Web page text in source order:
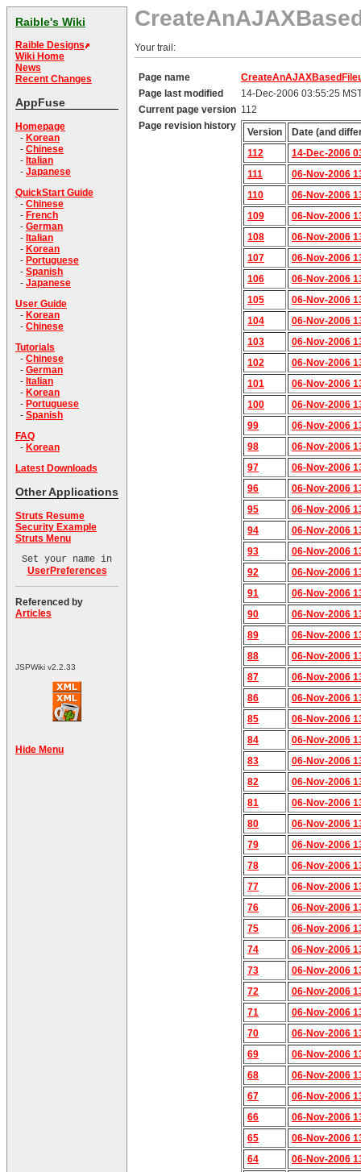
Raible's Wiki
Raible Designs
Wiki Home
News
Recent Changes
AppFuse
Homepage
- Korean
- Chinese
- Italian
- Japanese
QuickStart Guide
- Chinese
- French
- German
- Italian
- Korean
- Portuguese
- Spanish
- Japanese
User Guide
- Korean
- Chinese
Tutorials
- Chinese
- German
- Italian
- Korean
- Portuguese
- Spanish
FAQ
- Korean
Latest Downloads
Other Applications
Struts Resume
Security Example
Struts Menu
Set your name in
UserPreferences
Referenced by
Articles
JSPWiki v2.2.33
Hide Menu
Your trail:
Page name
Page last modified
14-Dec-2006 03:55:25
Current page version 112
Page revision history
Version
Date (and
112
14-Dec-2006
111
06-Nov-2006
110
06-Nov-2006
109
06-Nov-2006
108
06-Nov-2006
107
06-Nov-2006
106
06-Nov-2006
105
06-Nov-2006
104
06-Nov-2006
103
06-Nov-2006
102
06-Nov-2006
101
06-Nov-2006
100
06-Nov-2006
99
06-Nov-2006
98
06-Nov-2006
97
06-Nov-2006
96
06-Nov-2006
95
06-Nov-2006
94
06-Nov-2006
93
06-Nov-2006
92
06-Nov-2006
91
06-Nov-2006
90
06-Nov-2006
89
06-Nov-2006
88
06-Nov-2006
87
06-Nov-2006
86
06-Nov-2006
85
06-Nov-2006
84
06-Nov-2006
83
06-Nov-2006
82
06-Nov-2006
81
06-Nov-2006
80
06-Nov-2006
79
06-Nov-2006
78
06-Nov-2006
77
06-Nov-2006
76
06-Nov-2006
75
06-Nov-2006
74
06-Nov-2006
73
06-Nov-2006
72
06-Nov-2006
71
06-Nov-2006
70
06-Nov-2006
69
06-Nov-2006
68
06-Nov-2006
67
06-Nov-2006
66
06-Nov-2006
65
06-Nov-2006
64
06-Nov-2006